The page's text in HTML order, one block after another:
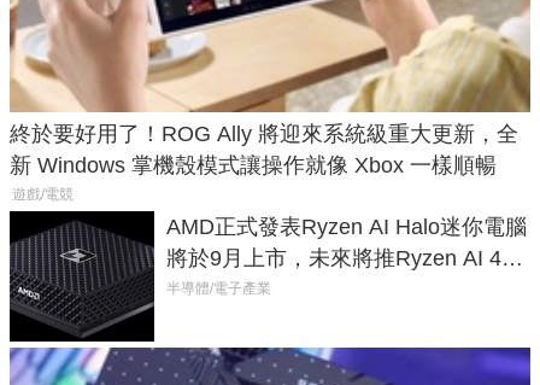
終於要好用了！ROG Ally 將迎來系統級重大更新，全
新 Windows 掌機殼模式讓操作就像 Xbox 一樣順暢
遊戲/電競
AMD正式發表Ryzen AI Halo迷你電腦
將於9月上市，未來將推Ryzen AI 400
Max系列處理器與對應升級版
半導體/電子產業